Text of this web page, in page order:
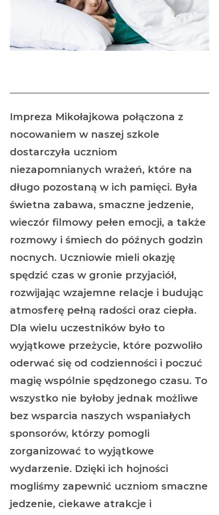
Impreza Mikołajkowa połączona z
nocowaniem w naszej szkole
dostarczyła uczniom
niezapomnianych wrażeń, które na
długo pozostaną w ich pamięci. Była
świetna zabawa, smaczne jedzenie,
wieczór filmowy pełen emocji, a także
rozmowy i śmiech do późnych godzin
nocnych. Uczniowie mieli okazję
spędzić czas w gronie przyjaciół,
rozwijając wzajemne relacje i budując
atmosferę pełną radości oraz ciepła.
Dla wielu uczestników było to
wyjątkowe przeżycie, które pozwoliło
oderwać się od codzienności i poczuć
magię wspólnie spędzonego czasu. To
wszystko nie byłoby jednak możliwe
bez wsparcia naszych wspaniałych
sponsorów, którzy pomogli
zorganizować to wyjątkowe
wydarzenie. Dzięki ich hojności
mogliśmy zapewnić uczniom smaczne
jedzenie, ciekawe atrakcje i